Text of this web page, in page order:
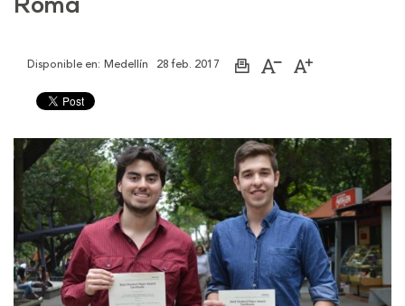
Roma
Disponible en: Medellín 28 feb. 2017
ImprimirAumentar
letra
Disminuir
letra